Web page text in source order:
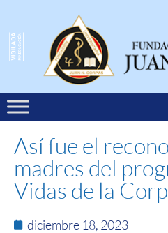
Así fue el
madres del
Vidas de la
diciembre 18, 2023